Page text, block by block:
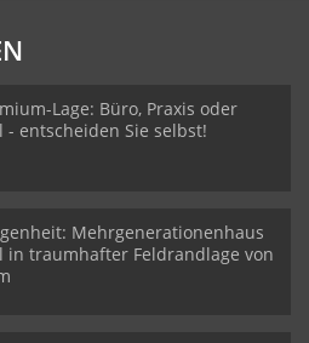
Lage: Büro, Praxis oder
- entscheiden Sie selbst!
Mehrgenerationenhaus
in traumhafter Feldrandlage von